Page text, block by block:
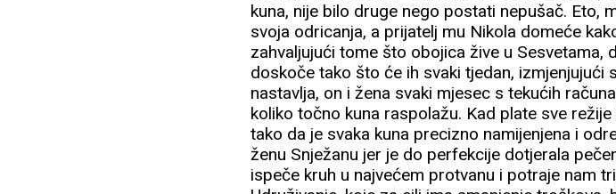
kuna, nije bilo druge nego postati nepušač. Eto,
svoja odricanja, a prijatelj mu Nikola domeće
zahvaljujući tome što obojica žive u Sesvetama,
doskoče tako što će ih svaki tjedan, izmjenjujući
nastavlja, on i žena svaki mjesec s tekućih
koliko točno kuna raspolažu. Kad plate sve
tako da je svaka kuna precizno namijenjena i
ženu Snježanu jer je do perfekcije dotjerala
ispeče kruh u najvećem protvanu i potraje nam